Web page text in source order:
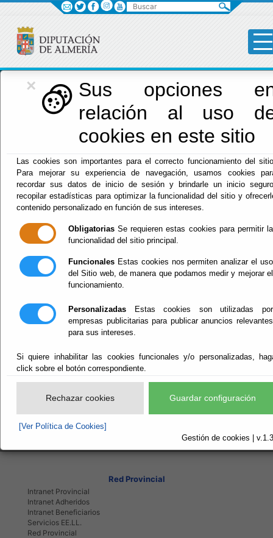
×
Sus opciones
relación al uso
cookies en este sitio
Las cookies son importantes para el correcto funcionamiento del
Para mejorar su experiencia de navegación, usamos cookies
recordar sus datos de inicio de sesión y brindarle un inicio
recopilar estadísticas para optimizar la funcionalidad del sitio y
contenido personalizado en función de sus intereses.
Obligatorias Se requieren estas cookies para permitir la
funcionalidad del sitio principal.
Funcionales Estas cookies nos permiten analizar el uso
del Sitio web, de manera que podamos medir y mejorar el
funcionamiento.
Personalizadas Estas cookies son utilizadas por
empresas publicitarias para publicar anuncios relevantes
para sus intereses.
Si quiere inhabilitar las cookies funcionales y/o personalizadas,
click sobre el botón correspondiente.
Rechazar cookies Guardar configuración
[Ver Política de Cookies]
Gestión de cookies | v.1.3
Deportes
Menú Deportes
Decálogos
Almería Juega
Limpio
Decálogo Almería Juega Limpio
Decálogo Carreras Populares
Decálogo Juega Limpio con tu salud Deporte Escolar
Decálogo Valores Almeria Juega Limpio Deporte en Edad
Red Provincial
Intranet Provincial
Intranet Adheridos
Intranet Beneficiarios
Servicios EE.LL.
Red Provincial
Buscar